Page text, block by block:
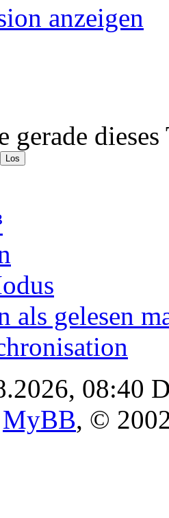
anzeigen
gerade
als gelesen
08:40
MyBB, ©